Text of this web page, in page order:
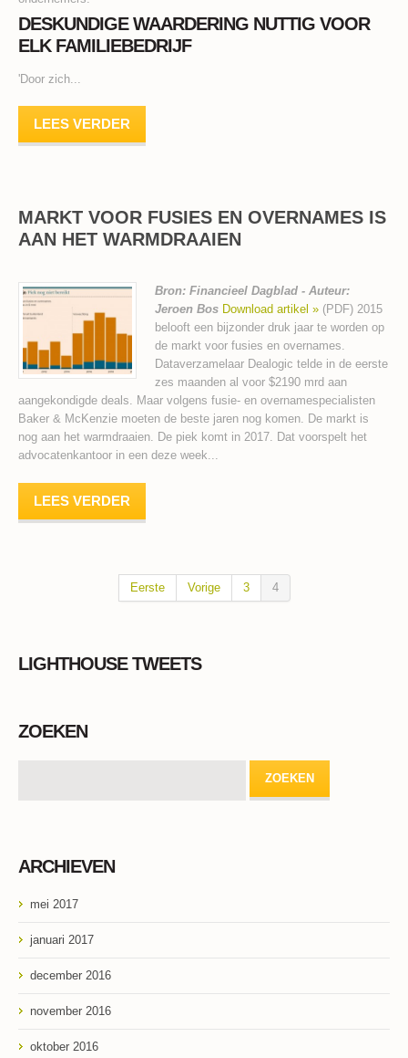
DESKUNDIGE WAARDERING NUTTIG VOOR
ELK FAMILIEBEDRIJF
'Door zich...
LEES VERDER
MARKT VOOR FUSIES EN OVERNAMES IS
AAN HET WARMDRAAIEN
Bron: Financieel Dagblad - Auteur:
Jeroen Bos Download artikel » (PDF) 2015
belooft een bijzonder druk jaar te worden op
de markt voor fusies en overnames.
Dataverzamelaar Dealogic telde in de eerste
zes maanden al voor $2190 mrd aan
aangekondigde deals. Maar volgens fusie- en overnamespecialisten
Baker & McKenzie moeten de beste jaren nog komen. De markt is
nog aan het warmdraaien. De piek komt in 2017. Dat voorspelt het
advocatenkantoor in een deze week...
LEES VERDER
Eerste Vorige 3 4
LIGHTHOUSE TWEETS
ZOEKEN
ARCHIEVEN
mei 2017
januari 2017
december 2016
november 2016
oktober 2016